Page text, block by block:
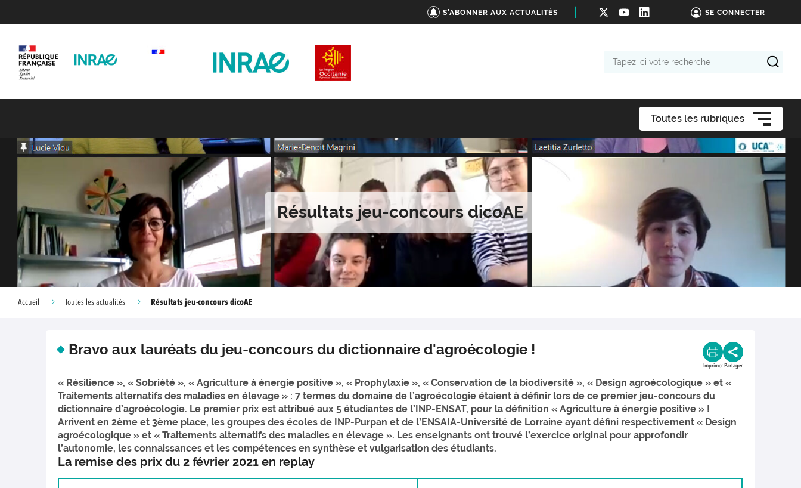
S'ABONNER AUX ACTUALITÉS SE CONNECTER
Toutes les rubriques
Résultats jeu-concours dicoAE
Accueil Toutes les actualités Résultats jeu-concours dicoAE
Bravo aux lauréats du jeu-concours du dictionnaire d'agroécologie !
Imprimer Partager
« Résilience », « Sobriété », « Agriculture à énergie positive », « Prophylaxie », « Conservation de la biodiversité », « Design agroécologique » et «
Traitements alternatifs des maladies en élevage » : 7 termes du domaine de l’agroécologie étaient à définir lors de ce premier jeu-concours du
dictionnaire d’agroécologie. Le premier prix est attribué aux 5 étudiantes de l’INP-ENSAT, pour la définition « Agriculture à énergie positive » !
Arrivent en 2ème et 3ème place, les groupes des écoles de INP-Purpan et de l’ENSAIA-Université de Lorraine ayant défini respectivement « Design
agroécologique » et « Traitements alternatifs des maladies en élevage ». Les enseignants ont trouvé l’exercice original pour approfondir
l’autonomie, les connaissances et les compétences en synthèse et vulgarisation des étudiants.
La remise des prix du 2 février 2021 en replay